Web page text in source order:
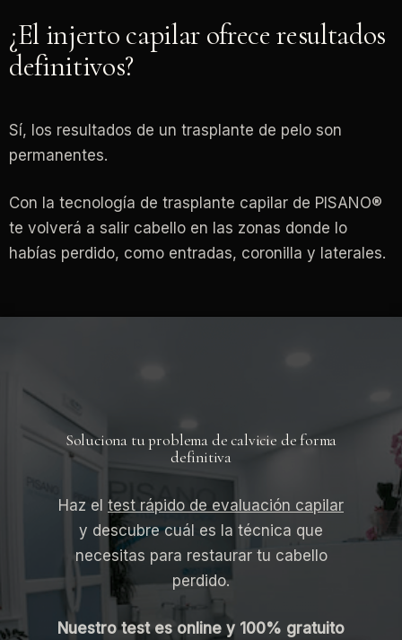
¿El injerto capilar ofrece resultados
definitivos?
Sí, los resultados de un trasplante de pelo son
permanentes.
Con la tecnología de trasplante capilar de PISANO®
te volverá a salir cabello en las zonas donde lo
habías perdido, como entradas, coronilla y laterales.
Soluciona tu problema de calvicie de forma
definitiva
Haz el test rápido de evaluación capilar
y descubre cuál es la técnica que
necesitas para restaurar tu cabello
perdido.
Nuestro test es online y 100% gratuito